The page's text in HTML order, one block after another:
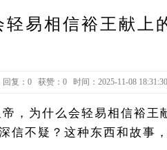
轻易相信裕王献上
回复：0 获赞： 0 时间：2025-11-08 18:31:30
，为什么会轻易相信裕王
信不疑？这种东西和故事